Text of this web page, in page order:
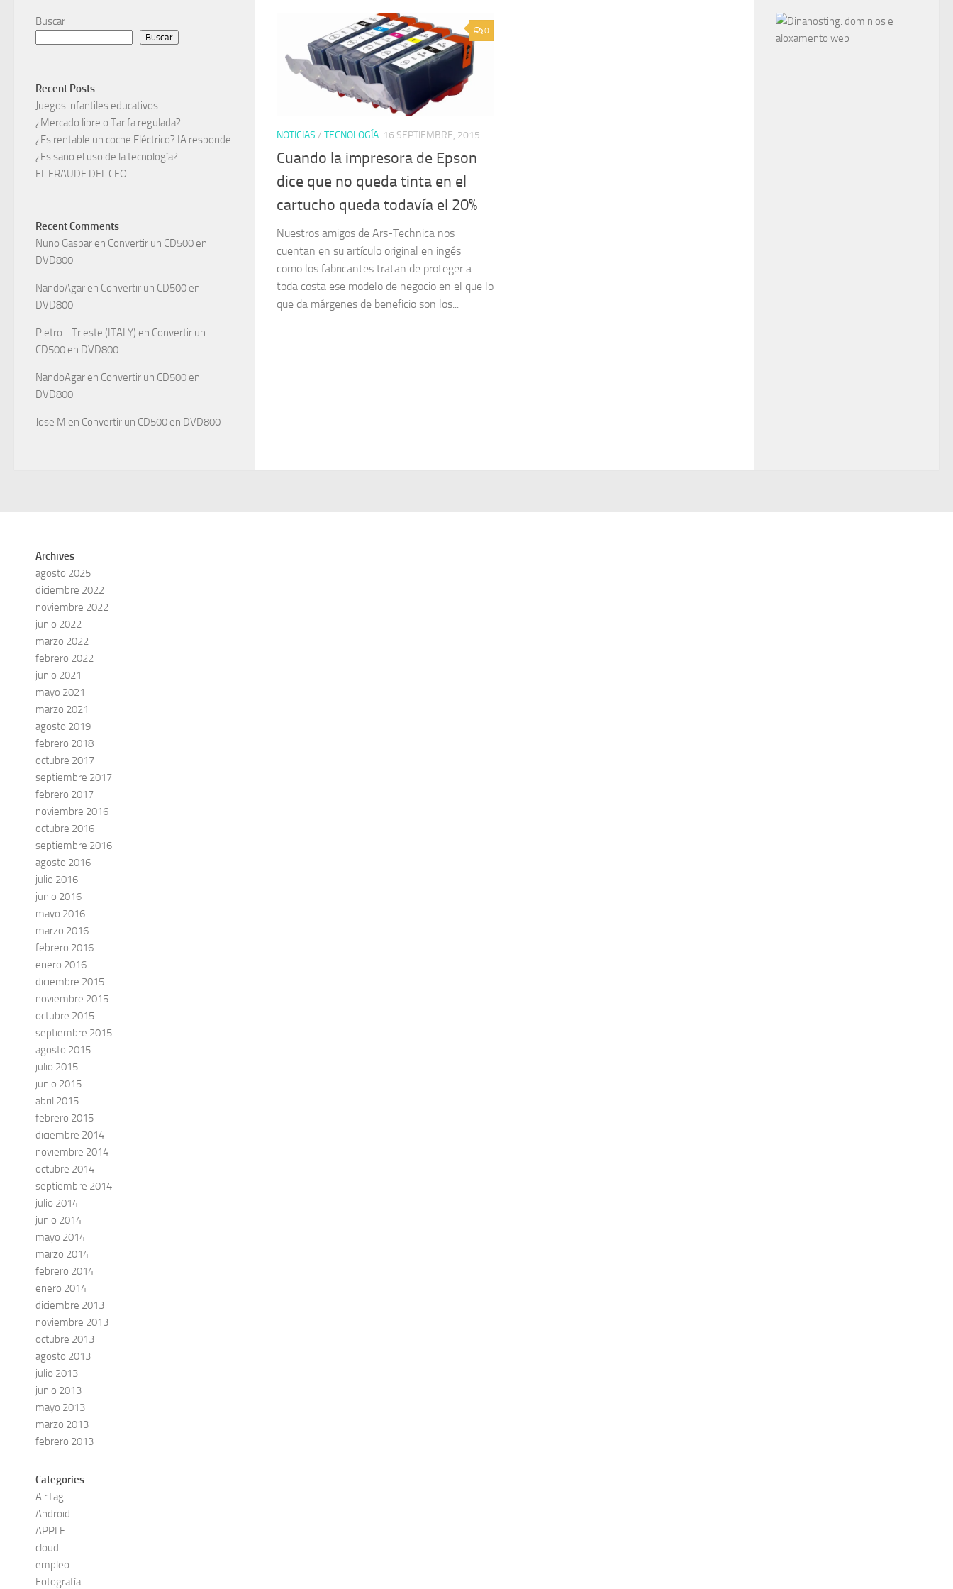
0
NOTICIAS / TECNOLOGÍA 16 SEPTIEMBRE, 2015
Cuando la impresora de Epson
dice que no queda tinta en el
cartucho queda todavía el 20%
Nuestros amigos de Ars-Technica nos
cuentan en su artículo original en ingés
como los fabricantes tratan de proteger a
toda costa ese modelo de negocio en el que lo
que da márgenes de beneficio son los...
Buscar
Buscar
Recent Posts
Juegos infantiles educativos.
¿Mercado libre o Tarifa regulada?
¿Es rentable un coche Eléctrico? IA responde.
¿Es sano el uso de la tecnología?
EL FRAUDE DEL CEO
Recent Comments
Nuno Gaspar en Convertir un CD500 en
DVD800
NandoAgar en Convertir un CD500 en
DVD800
Pietro - Trieste (ITALY) en Convertir un
CD500 en DVD800
NandoAgar en Convertir un CD500 en
DVD800
Jose M en Convertir un CD500 en DVD800
Archives
agosto 2025
diciembre 2022
noviembre 2022
junio 2022
marzo 2022
febrero 2022
junio 2021
mayo 2021
marzo 2021
agosto 2019
febrero 2018
octubre 2017
septiembre 2017
febrero 2017
noviembre 2016
octubre 2016
septiembre 2016
agosto 2016
julio 2016
junio 2016
mayo 2016
marzo 2016
febrero 2016
enero 2016
diciembre 2015
noviembre 2015
octubre 2015
septiembre 2015
agosto 2015
julio 2015
junio 2015
abril 2015
febrero 2015
diciembre 2014
noviembre 2014
octubre 2014
septiembre 2014
julio 2014
junio 2014
mayo 2014
marzo 2014
febrero 2014
enero 2014
diciembre 2013
noviembre 2013
octubre 2013
agosto 2013
julio 2013
junio 2013
mayo 2013
marzo 2013
febrero 2013
Categories
AirTag
Android
APPLE
cloud
empleo
Fotografía